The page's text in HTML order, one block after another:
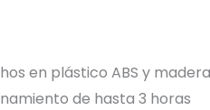
en plástico ABS y
de hasta 3 horas